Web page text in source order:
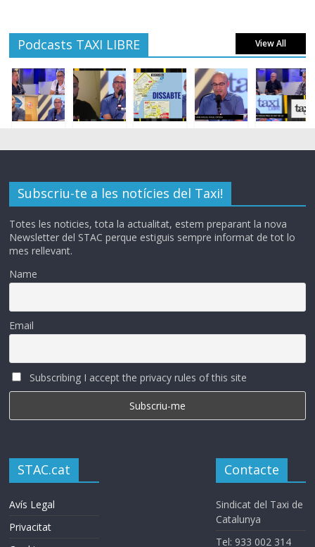
Podcasts TAXI LIBRE View All
Subscriu-te a les notícies del Taxi!
Totes les noticies, tota la actualitat, estem preparant la nova
Newsletter del STAC perque estiguis sempre informat de tot lo
mes rellevant.
Name
Email
Subscribing I accept the privacy rules of this site
STAC.cat
Avís Legal
Privacitat
Contacte
Sindicat del Taxi de
Catalunya
Tel: 933 002 314